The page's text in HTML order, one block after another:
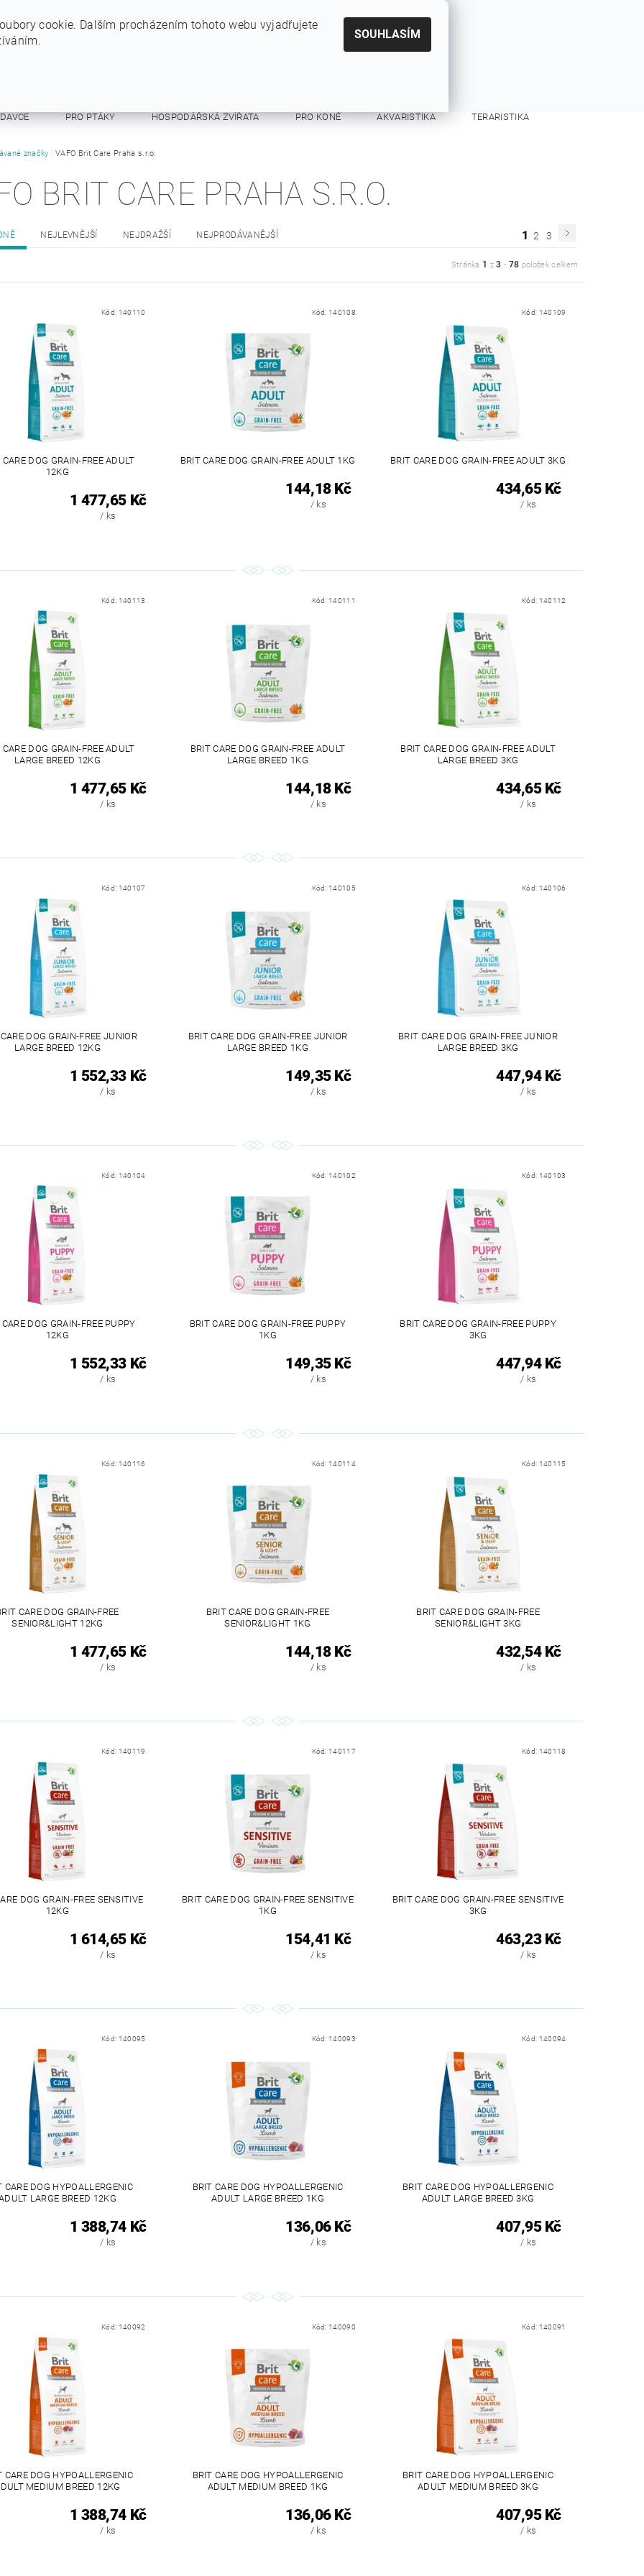
PRO PTÁKY HOSPODÁŘSKÁ ZVÍŘATA PRO KONĚ AKVARISTIKA TERARISTIKA
A RESPIRÁTORY OSTATNÍ
značky VAFO Brit Care Praha s.r.o.
BRIT CARE PRAHA S.R.O.
NEJLEVNĚJŠÍ NEJDRAŽŠÍ NEJPRODÁVANĚJŠÍ 1 2 3
Stránka 1 z3 - 78 položek celkem
Kód: 140110
CARE DOG GRAIN-FREE ADULT
12KG
1 477,65 Kč
/ ks
Kód: 140108
BRIT CARE DOG GRAIN-FREE ADULT 1KG
144,18 Kč
/ ks
Kód: 140109
BRIT CARE DOG GRAIN-FREE ADULT 3KG
434,65 Kč
/ ks
Kód: 140113
CARE DOG GRAIN-FREE ADULT
LARGE BREED 12KG
1 477,65 Kč
/ ks
Kód: 140111
BRIT CARE DOG GRAIN-FREE ADULT
LARGE BREED 1KG
144,18 Kč
/ ks
Kód: 140112
BRIT CARE DOG GRAIN-FREE ADULT
LARGE BREED 3KG
434,65 Kč
/ ks
Kód: 140107
DOG GRAIN-FREE JUNIOR
LARGE BREED 12KG
1 552,33 Kč
/ ks
Kód: 140105
BRIT CARE DOG GRAIN-FREE JUNIOR
LARGE BREED 1KG
149,35 Kč
/ ks
Kód: 140106
BRIT CARE DOG GRAIN-FREE JUNIOR
LARGE BREED 3KG
447,94 Kč
/ ks
Kód: 140104
DOG GRAIN-FREE PUPPY
12KG
1 552,33 Kč
/ ks
Kód: 140102
BRIT CARE DOG GRAIN-FREE PUPPY
1KG
149,35 Kč
/ ks
Kód: 140103
BRIT CARE DOG GRAIN-FREE PUPPY
3KG
447,94 Kč
/ ks
Kód: 140116
CARE DOG GRAIN-FREE
SENIOR&LIGHT 12KG
1 477,65 Kč
/ ks
Kód: 140114
BRIT CARE DOG GRAIN-FREE
SENIOR&LIGHT 1KG
144,18 Kč
/ ks
Kód: 140115
BRIT CARE DOG GRAIN-FREE
SENIOR&LIGHT 3KG
432,54 Kč
/ ks
Kód: 140119
DOG GRAIN-FREE SENSITIVE
12KG
1 614,65 Kč
/ ks
Kód: 140117
BRIT CARE DOG GRAIN-FREE SENSITIVE
1KG
154,41 Kč
/ ks
Kód: 140118
BRIT CARE DOG GRAIN-FREE SENSITIVE
3KG
463,23 Kč
/ ks
Kód: 140095
CARE DOG HYPOALLERGENIC
LARGE BREED 12KG
1 388,74 Kč
/ ks
Kód: 140093
BRIT CARE DOG HYPOALLERGENIC
ADULT LARGE BREED 1KG
136,06 Kč
/ ks
Kód: 140094
BRIT CARE DOG HYPOALLERGENIC
ADULT LARGE BREED 3KG
407,95 Kč
/ ks
Kód: 140092
CARE DOG HYPOALLERGENIC
MEDIUM BREED 12KG
1 388,74 Kč
/ ks
Kód: 140090
BRIT CARE DOG HYPOALLERGENIC
ADULT MEDIUM BREED 1KG
136,06 Kč
/ ks
Kód: 140091
BRIT CARE DOG HYPOALLERGENIC
ADULT MEDIUM BREED 3KG
407,95 Kč
/ ks
cookie. Dalším procházením tohoto webu vyjadřujete
SOUHLASÍM